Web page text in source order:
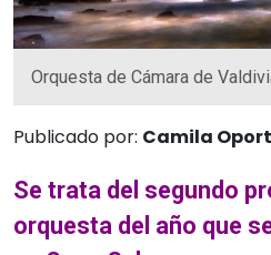
Orquesta de Cámara de
Publicado por: Camila
Se trata del segundo
orquesta del año que